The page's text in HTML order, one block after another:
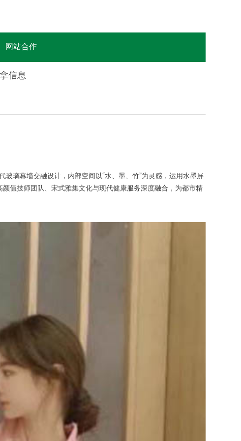
网站合作
信息
璃幕墙交融设计，内部空间以“水、墨、竹”为灵感，运用水墨屏
值技师团队、宋式雅集文化与现代健康服务深度融合，为都市精